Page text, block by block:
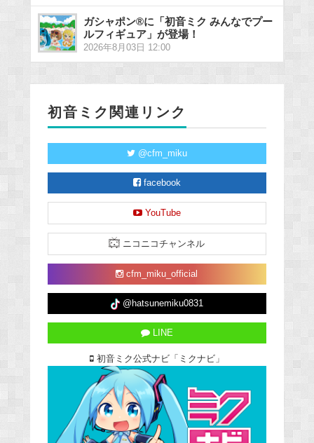
ガシャポン®に「初音ミク みんなでプー
ルフィギュア」が登場！
2026年8月03日 12:00
初音ミク関連リンク
@cfm_miku
facebook
YouTube
ニコニコチャンネル
cfm_miku_official
@hatsunemiku0831
LINE
初音ミク公式ナビ「ミクナビ」